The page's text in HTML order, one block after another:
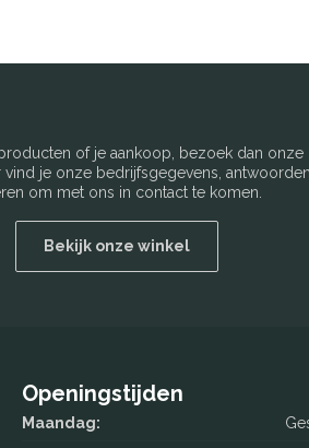
of je aankoop, bezoek dan onze
vind je onze bedrijfsgegevens,
om met ons in contact te komen.
Bekijk onze winkel
Openingstijden
Maandag: